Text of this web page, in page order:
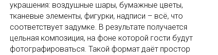
украшения: воздушные шары, бумажные цветы,
тканевые элементы, фигурки, надписи – всё, что
соответствует задумке. В результате получается
цельная композиция, на фоне которой гости будут
фотографироваться. Такой формат даёт простор